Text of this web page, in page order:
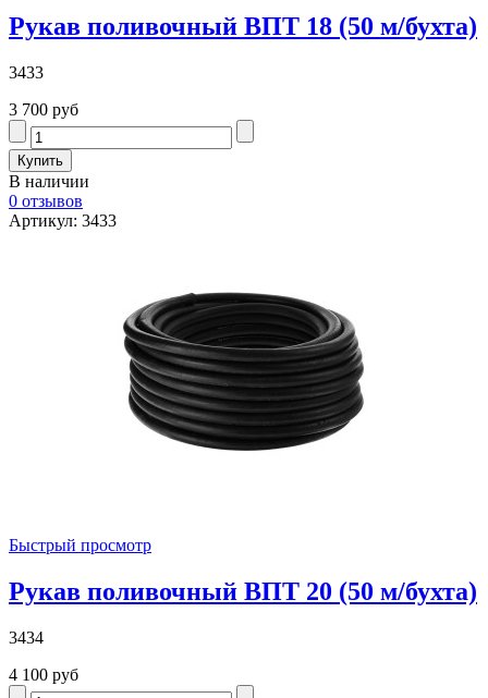
Рукав поливочный ВПТ 18 (50 м/бухта)
3433
3 700 руб
В наличии
0 отзывов
Артикул: 3433
Быстрый просмотр
Рукав поливочный ВПТ 20 (50 м/бухта)
3434
4 100 руб